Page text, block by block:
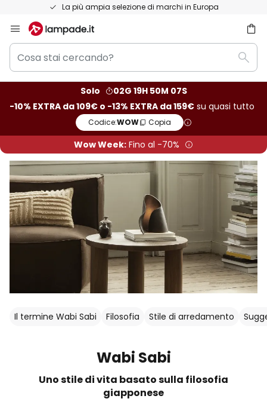
Resi entro 50 giorni
Salta
al
contenuto
Cosa
stai
cercando?
Solo
02G 19H 50M 05S
-10% EXTRA da 109€ o -13% EXTRA da 159€ su quasi tutto
Codice:WOW Copia
Wow Week: Fino al -70%
Il termine Wabi Sabi Filosofia Stile di arredamento
Wabi Sabi
Uno stile di vita basato sulla filosofia
giapponese